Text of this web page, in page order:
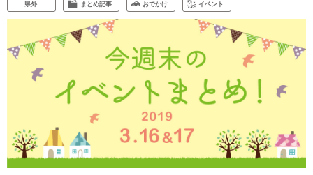
県外 まとめ記事 おでかけ イベント